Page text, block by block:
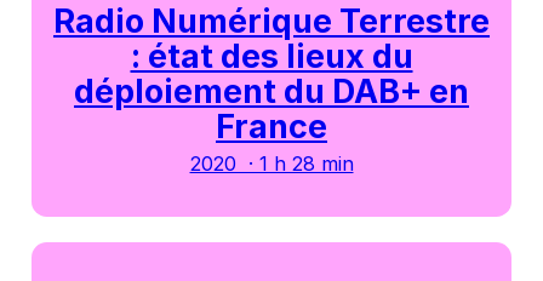
Radio Numérique Terrestre
: état des lieux du
déploiement du DAB+ en
France
2020 · 1 h 28 min